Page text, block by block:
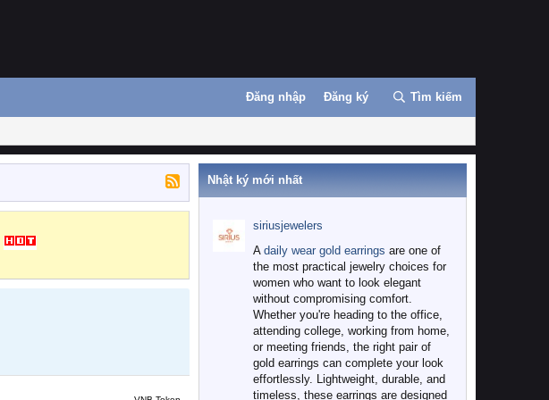
Đăng nhập Đăng ký Tìm kiếm
Nhật ký mới nhất
siriusjewelers
A daily wear gold earrings are one of
the most practical jewelry choices for
women who want to look elegant
without compromising comfort.
Whether you're heading to the office,
attending college, working from home,
or meeting friends, the right pair of
gold earrings can complete your look
effortlessly. Lightweight, durable, and
timeless, these earrings are designed